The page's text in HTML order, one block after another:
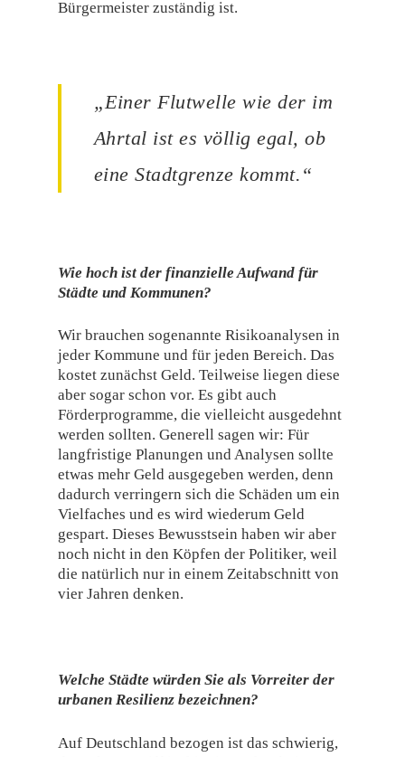
Bürgermeister zuständig ist.
„Einer Flutwelle wie der im
Ahrtal ist es völlig egal, ob
eine Stadtgrenze kommt.“
Wie hoch ist der finanzielle Aufwand für
Städte und Kommunen?
Wir brauchen sogenannte Risikoanalysen in
jeder Kommune und für jeden Bereich. Das
kostet zunächst Geld. Teilweise liegen diese
aber sogar schon vor. Es gibt auch
Förderprogramme, die vielleicht ausgedehnt
werden sollten. Generell sagen wir: Für
langfristige Planungen und Analysen sollte
etwas mehr Geld ausgegeben werden, denn
dadurch verringern sich die Schäden um ein
Vielfaches und es wird wiederum Geld
gespart. Dieses Bewusstsein haben wir aber
noch nicht in den Köpfen der Politiker, weil
die natürlich nur in einem Zeitabschnitt von
vier Jahren denken.
Welche Städte würden Sie als Vorreiter der
urbanen Resilienz bezeichnen?
Auf Deutschland bezogen ist das schwierig,